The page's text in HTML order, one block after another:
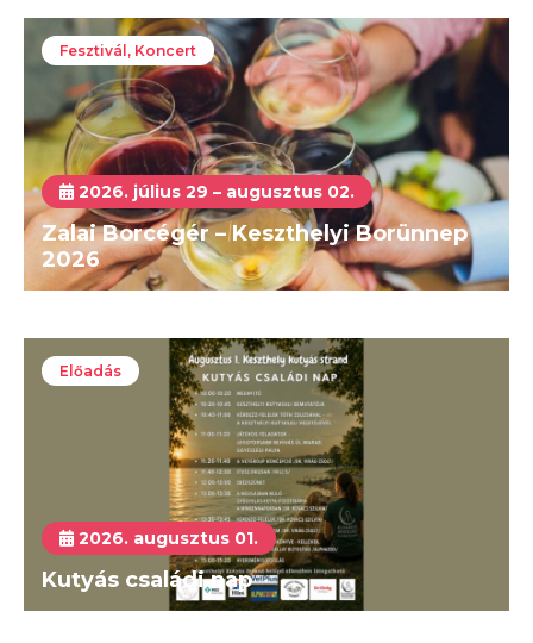
Fesztivál, Koncert
2026. július 29 – augusztus 02.
Zalai Borcégér – Keszthelyi Borünnep
2026
Előadás
2026. augusztus 01.
Kutyás családi nap